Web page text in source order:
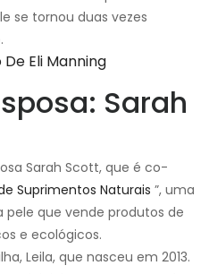
se tornou duas vezes
Eli Manning
Sarah
Sarah Scott, que é co-
Suprimentos Naturais ”, uma
que vende produtos de
e ecológicos.
Leila, que nasceu em 2013.